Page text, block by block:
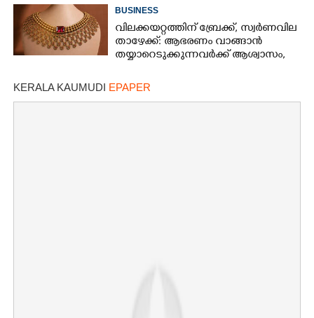
BUSINESS
വിലക്കയറ്റത്തിന് ബ്രേക്ക്, സ്വർണവില
താഴേക്ക്: ആഭരണം വാങ്ങാൻ
തയ്യാറെടുക്കുന്നവർക്ക് ആശ്വാസം,
KERALA KAUMUDI EPAPER